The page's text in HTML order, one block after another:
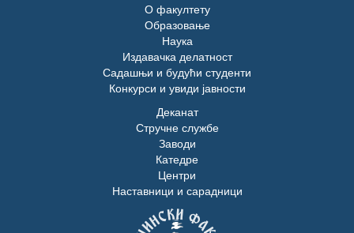
О факултету
Образовање
Наука
Издавачка делатност
Садашњи и будући студенти
Конкурси и увиди јавности
Деканат
Стручне службе
Заводи
Катедре
Центри
Наставници и сарадници